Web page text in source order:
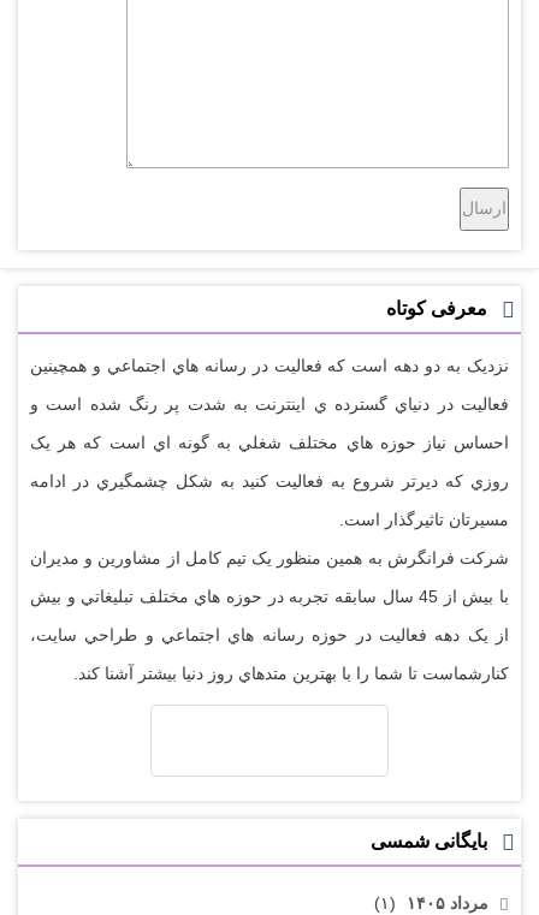
معرفی کوتاه
نزديک به دو دهه است که فعاليت در رسانه هاي اجتماعي و همچينين
فعاليت در دنياي گسترده ي اينترنت به شدت پر رنگ شده است و
احساس نياز حوزه هاي مختلف شغلي به گونه اي است که هر يک
روزي که ديرتر شروع به فعاليت کنيد به شکل چشمگيري در ادامه
مسيرتان تاثيرگذار است.
شرکت فرانگرش به همين منظور يک تيم کامل از مشاورين و مديران
با بيش از 45 سال سابقه تجربه در حوزه هاي مختلف تبليغاتي و بيش
از يک دهه فعاليت در حوزه رسانه هاي اجتماعي و طراحي سايت،
کنارشماست تا شما را با بهترين متدهاي روز دنيا بيشتر آشنا کند.
بایگانی شمسی
مرداد ۱۴۰۵ (۱)